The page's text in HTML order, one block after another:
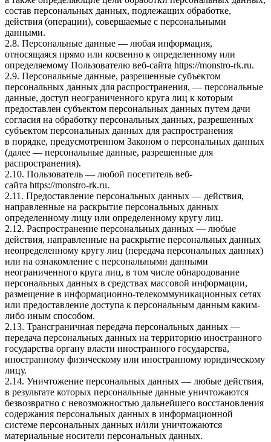
состав персональных данных, подлежащих обработке,
действия (операции), совершаемые с персональными
данными.
2.8. Персональные данные — любая информация,
относящаяся прямо или косвенно к определенному или
определяемому Пользователю веб-сайта https://monstro-rk.ru.
2.9. Персональные данные, разрешенные субъектом
персональных данных для распространения, — персональные
данные, доступ неограниченного круга лиц к которым
предоставлен субъектом персональных данных путем дачи
согласия на обработку персональных данных, разрешенных
субъектом персональных данных для распространения
в порядке, предусмотренном Законом о персональных данных
(далее — персональные данные, разрешенные для
распространения).
2.10. Пользователь — любой посетитель веб-
сайта https://monstro-rk.ru.
2.11. Предоставление персональных данных — действия,
направленные на раскрытие персональных данных
определенному лицу или определенному кругу лиц.
2.12. Распространение персональных данных — любые
действия, направленные на раскрытие персональных данных
неопределенному кругу лиц (передача персональных данных)
или на ознакомление с персональными данными
неограниченного круга лиц, в том числе обнародование
персональных данных в средствах массовой информации,
размещение в информационно-телекоммуникационных сетях
или предоставление доступа к персональным данным каким-
либо иным способом.
2.13. Трансграничная передача персональных данных —
передача персональных данных на территорию иностранного
государства органу власти иностранного государства,
иностранному физическому или иностранному юридическому
лицу.
2.14. Уничтожение персональных данных — любые действия,
в результате которых персональные данные уничтожаются
безвозвратно с невозможностью дальнейшего восстановления
содержания персональных данных в информационной
системе персональных данных и/или уничтожаются
материальные носители персональных данных.